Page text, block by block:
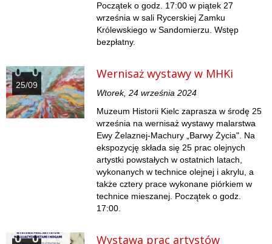
Początek o godz. 17:00 w piątek 27
września w sali Rycerskiej Zamku
Królewskiego w Sandomierzu. Wstęp
bezpłatny.
25/09
Wernisaż wystawy w MHKi
Wtorek, 24 września 2024
Muzeum Historii Kielc zaprasza w środę 25
września na wernisaż wystawy malarstwa
Ewy Żelaznej-Machury „Barwy Życia". Na
ekspozycję składa się 25 prac olejnych
artystki powstałych w ostatnich latach,
wykonanych w technice olejnej i akrylu, a
także cztery prace wykonane piórkiem w
technice mieszanej. Początek o godz.
17:00.
Wystawa prac artystów